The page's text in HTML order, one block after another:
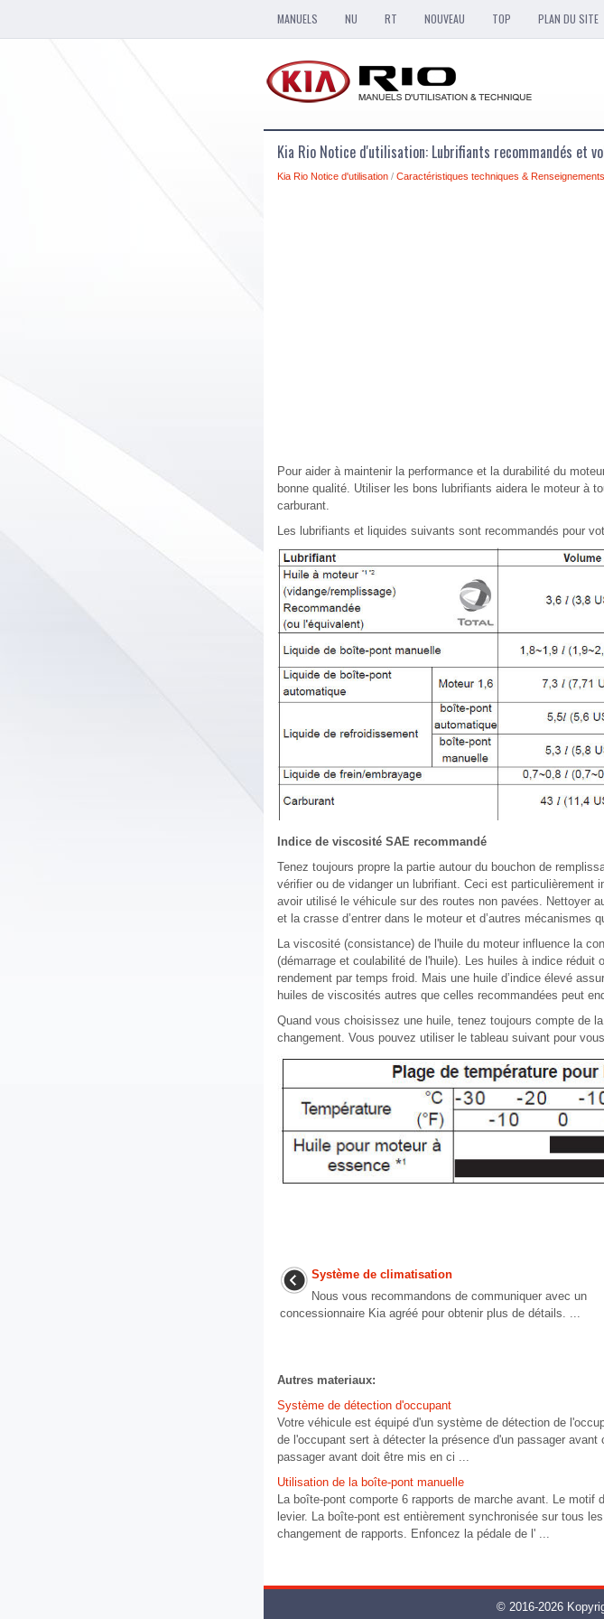
MANUELS NU RT NOUVEAU TOP PLAN DU SITE
Kia Rio Notice d'utilisation: Lubrifiants recommandés et
Kia Rio Notice d'utilisation / Caractéristiques techniques &
Pour aider à maintenir la performance et la durabilité du
bonne qualité. Utiliser les bons lubrifiants aidera le moteur à
carburant.
Les lubrifiants et liquides suivants sont recommandés pour
Indice de viscosité SAE recommandé
Tenez toujours propre la partie autour du bouchon de
vérifier ou de vidanger un lubrifiant. Ceci est particulièrement
avoir utilisé le véhicule sur des routes non pavées. Nettoyer
et la crasse d’entrer dans le moteur et d’autres mécanismes
La viscosité (consistance) de l'huile du moteur influence la
(démarrage et coulabilité de l'huile). Les huiles à indice
rendement par temps froid. Mais une huile d’indice élevé
huiles de viscosités autres que celles recommandées peut
Quand vous choisissez une huile, tenez toujours compte de
changement. Vous pouvez utiliser le tableau suivant pour
Système de climatisation
Nous vous recommandons de communiquer avec un
concessionnaire Kia agréé pour obtenir plus de détails. ...
Autres materiaux:
Système de détection d'occupant
Votre véhicule est équipé d'un système de détection de
de l'occupant sert à détecter la présence d'un passager
passager avant doit être mis en ci ...
Utilisation de la boîte-pont manuelle
La boîte-pont comporte 6 rapports de marche avant. Le
levier. La boîte-pont est entièrement synchronisée sur tous
changement de rapports. Enfoncez la pédale de l' ...
© 2016-2026